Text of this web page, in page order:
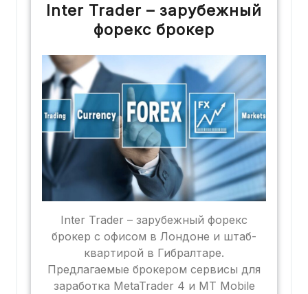
Inter Trader – зарубежный
форекс брокер
Inter Trader – зарубежный форекс
брокер с офисом в Лондоне и штаб-
квартирой в Гибралтаре.
Предлагаемые брокером сервисы для
заработка MetaTrader 4 и MT Mobile